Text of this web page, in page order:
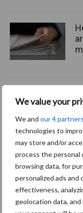
We value your
We and our 4 partners
technologies to
may store and/or
process the personal
browsing data, for
personalized ads and
effectiveness,
geolocation data,
Thema's
Coronavirus